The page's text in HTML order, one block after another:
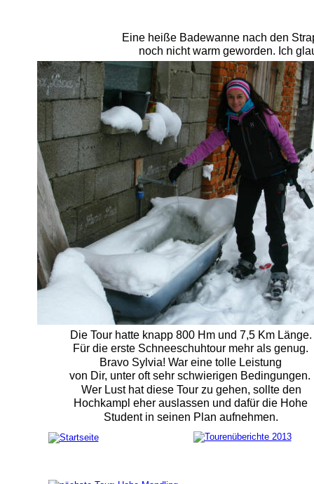
Eine heiße Badewanne nach den
noch nicht warm geworden. Ich
Die Tour hatte knapp 800 Hm und 7,5 Km Länge.
Für die erste Schneeschuhtour mehr als genug.
Bravo Sylvia! War eine tolle Leistung
von Dir, unter oft sehr schwierigen Bedingungen.
Wer Lust hat diese Tour zu gehen, sollte den
Hochkampl eher auslassen und dafür die Hohe
Student in seinen Plan aufnehmen.